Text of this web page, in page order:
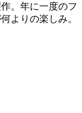
。年に一度のフ
よりの楽しみ。